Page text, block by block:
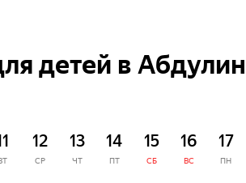
детей в
12
СР
13
ЧТ
14
ПТ
15
СБ
16
ВС
17
ПН